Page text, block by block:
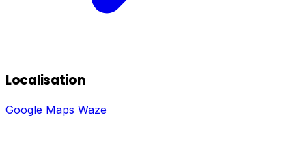
Localisation
Google Maps Waze